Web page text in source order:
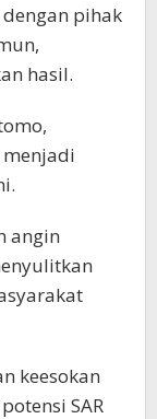
pihak
hasil.
menjadi
angin
keesokan
SAR